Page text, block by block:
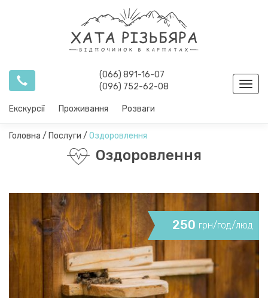
(066) 891-16-07
(096) 752-62-08
Екскурсії Проживання Розваги
Головна / Послуги / Оздоровлення
Оздоровлення
250 грн/год/люд